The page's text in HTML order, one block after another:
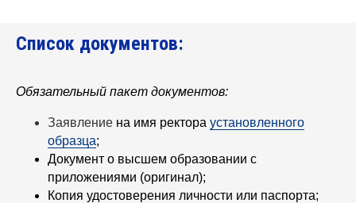
Список документов:
Обязательный пакет документов:
Заявление на имя ректора установленного
образца;
Документ о высшем образовании с
приложениями (оригинал);
Копия удостоверения личности или паспорта;